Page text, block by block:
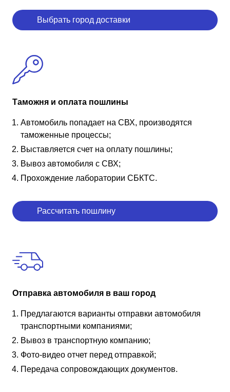
Выбрать город доставки
Таможня и оплата пошлины
Автомобиль попадает на СВХ, производятся
таможенные процессы;
Выставляется счет на оплату пошлины;
Вывоз автомобиля с СВХ;
Прохождение лаборатории СБКТС.
Рассчитать пошлину
Отправка автомобиля в ваш город
Предлагаются варианты отправки автомобиля
транспортными компаниями;
Вывоз в транспортную компанию;
Фото-видео отчет перед отправкой;
Передача сопровождающих документов.